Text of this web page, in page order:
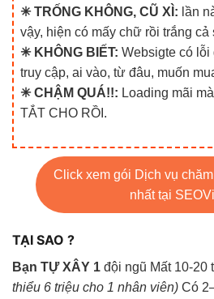
✳ TRỐNG KHÔNG, CŨ XÌ: lần
vậy, hiện có mấy chữ rồi trắng cả
✳ KHÔNG BIẾT: Websigte có
truy cập, ai vào, từ đâu, muốn
✳ CHẬM QUÁ!!: Loading mãi
TẮT CHO RỒI.
Click xem gói Dịch vụ
nhất tại
TẠI SAO ?
Bạn TỰ XÂY 1 đội ngũ Mất 10-20
thiểu 6 triệu cho 1 nhân viên) Có